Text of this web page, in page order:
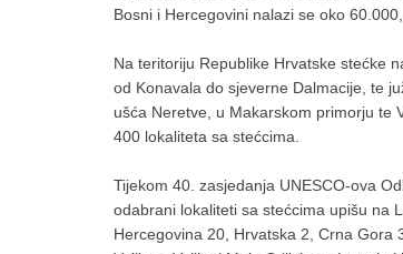
Bosni i Hercegovini nalazi se oko
Na teritoriju Republike Hrvatske stećke
od Konavala do sjeverne Dalmacije, te
ušća Neretve, u Makarskom primorju te
400 lokaliteta sa stećcima.
Tijekom 40. zasjedanja UNESCO-ova
odabrani lokaliteti sa stećcima upišu na
Hercegovina 20, Hrvatska 2, Crna Gora